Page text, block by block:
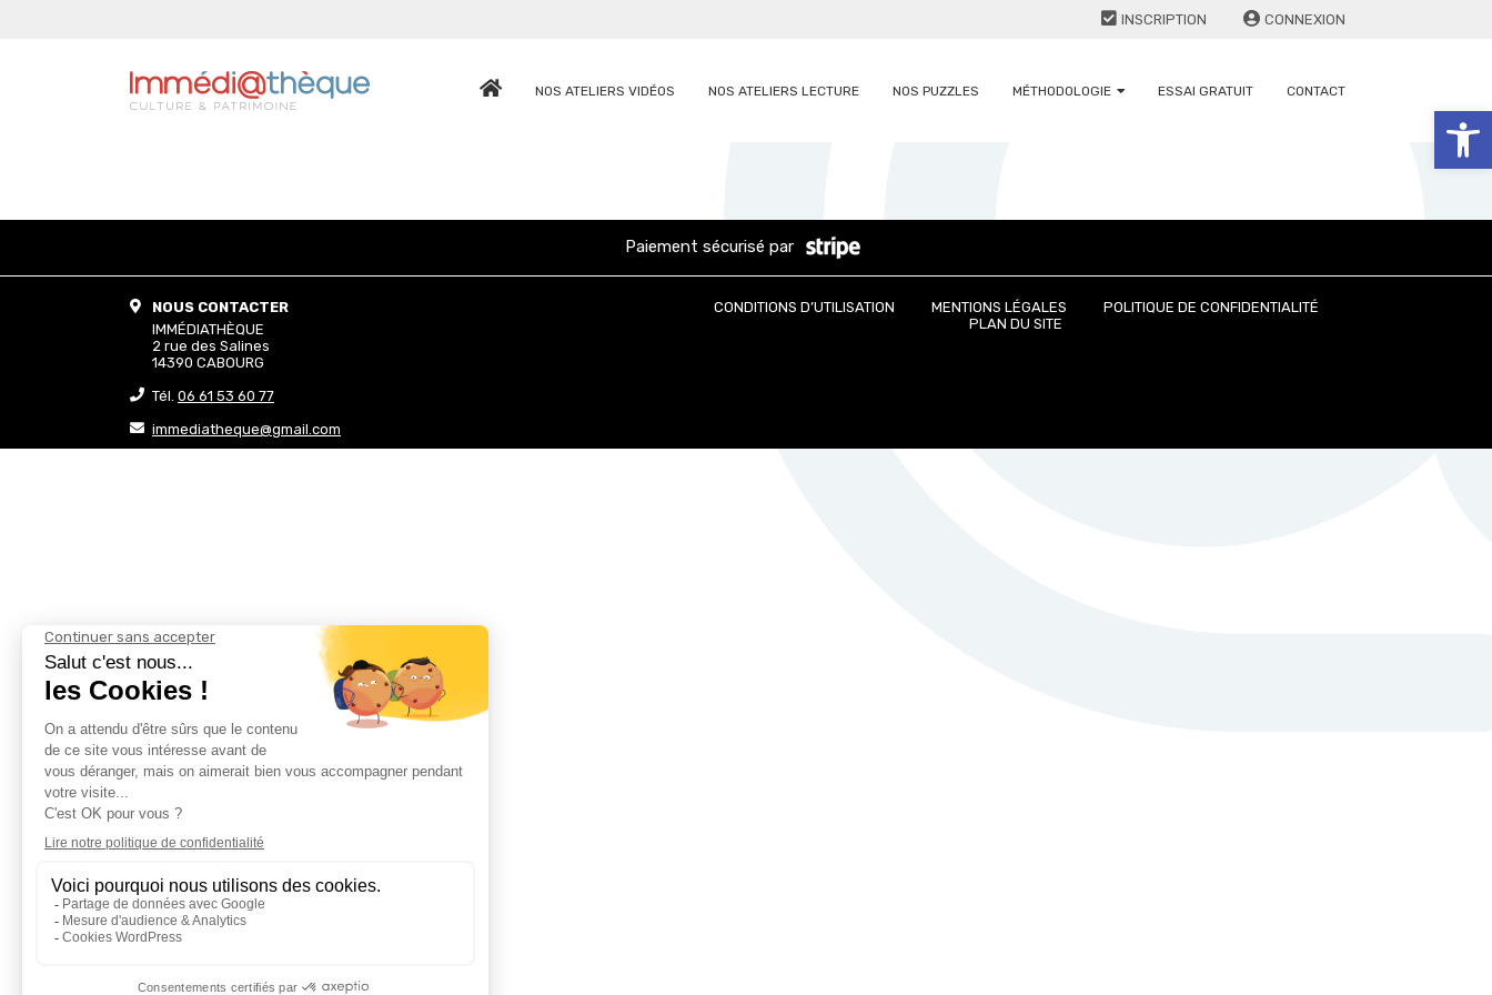
INSCRIPTION CONNEXION
NOS ATELIERS VIDÉOS NOS ATELIERS LECTURE NOS PUZZLES MÉTHODOLOGIE ESSAI GRATUIT CONTACT
Paiement sécurisé par
NOUS CONTACTER
IMMÉDIATHÈQUE
2 rue des Salines
14390 CABOURG
Tél. 06 61 53 60 77
immediatheque@gmail.com
CONDITIONS D’UTILISATION MENTIONS LÉGALES
POLITIQUE DE CONFIDENTIALITÉ
PLAN DU SITE